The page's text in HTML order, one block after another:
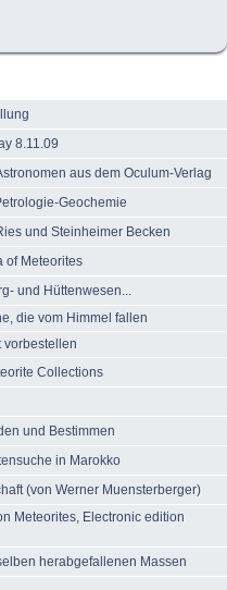
8.11.09
aus dem Oculum-Verlag
Geochemie
und Steinheimer Becken
of Meteorites
und Hüttenwesen...
die vom Himmel fallen
vorbestellen
Collections
und Bestimmen
in Marokko
(von Werner Muensterberger)
Meteorites, Electronic edition
herabgefallenen Massen